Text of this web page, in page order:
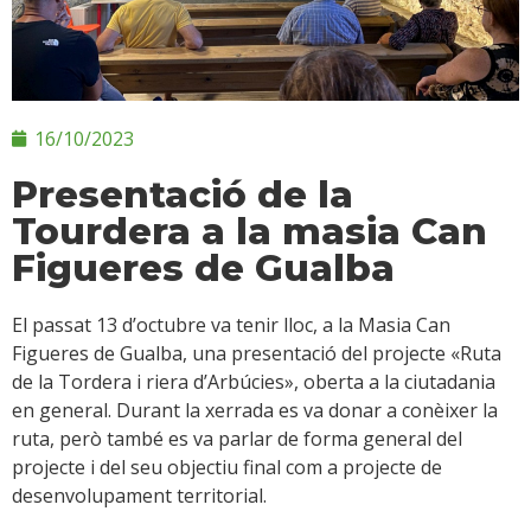
16/10/2023
Presentació de la
Tourdera a la masia Can
Figueres de Gualba
El passat 13 d’octubre va tenir lloc, a la Masia Can
Figueres de Gualba, una presentació del projecte «Ruta
de la Tordera i riera d’Arbúcies», oberta a la ciutadania
en general. Durant la xerrada es va donar a conèixer la
ruta, però també es va parlar de forma general del
projecte i del seu objectiu final com a projecte de
desenvolupament territorial.